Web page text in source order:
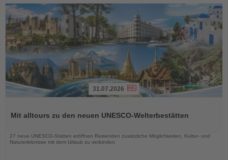
die
31.07.2026
Mit alltours zu den neuen UNESCO-Welterbestätten
27 neue UNESCO-Stätten eröffnen Reisenden zusätzliche Möglichkeiten, Kultur- und
Naturerlebnisse mit dem Urlaub zu verbinden